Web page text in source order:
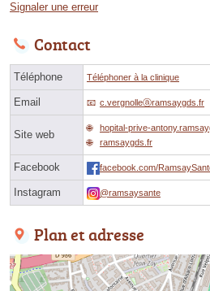
Signaler une erreur
Contact
Téléphone Téléphoner à la clinique
Email c.vergnolleⓐramsaygds.fr
Site web
hopital-prive-
ramsaygds.fr
Facebook facebook.com/
Instagram @ramsaysante
Plan et adresse